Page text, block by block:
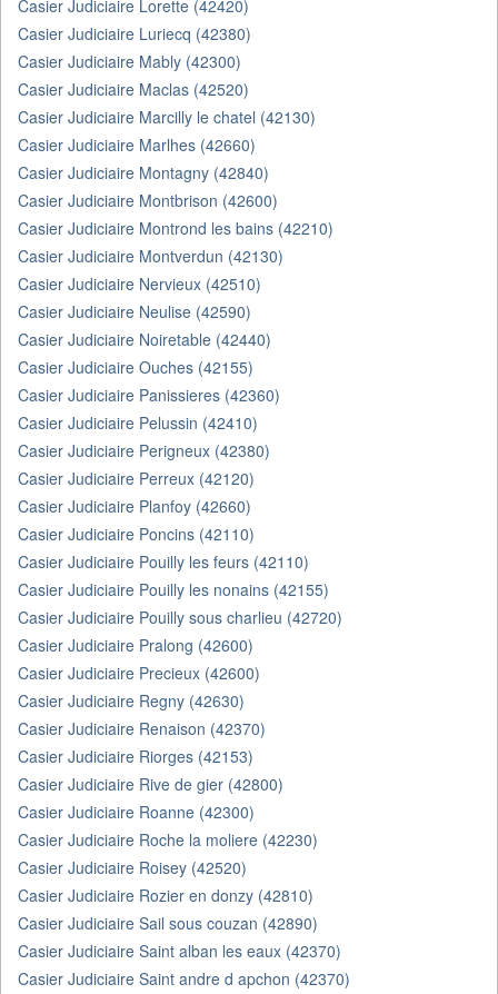
Casier Judiciaire Lorette (42420)
Casier Judiciaire Luriecq (42380)
Casier Judiciaire Mably (42300)
Casier Judiciaire Maclas (42520)
Casier Judiciaire Marcilly le chatel (42130)
Casier Judiciaire Marlhes (42660)
Casier Judiciaire Montagny (42840)
Casier Judiciaire Montbrison (42600)
Casier Judiciaire Montrond les bains (42210)
Casier Judiciaire Montverdun (42130)
Casier Judiciaire Nervieux (42510)
Casier Judiciaire Neulise (42590)
Casier Judiciaire Noiretable (42440)
Casier Judiciaire Ouches (42155)
Casier Judiciaire Panissieres (42360)
Casier Judiciaire Pelussin (42410)
Casier Judiciaire Perigneux (42380)
Casier Judiciaire Perreux (42120)
Casier Judiciaire Planfoy (42660)
Casier Judiciaire Poncins (42110)
Casier Judiciaire Pouilly les feurs (42110)
Casier Judiciaire Pouilly les nonains (42155)
Casier Judiciaire Pouilly sous charlieu (42720)
Casier Judiciaire Pralong (42600)
Casier Judiciaire Precieux (42600)
Casier Judiciaire Regny (42630)
Casier Judiciaire Renaison (42370)
Casier Judiciaire Riorges (42153)
Casier Judiciaire Rive de gier (42800)
Casier Judiciaire Roanne (42300)
Casier Judiciaire Roche la moliere (42230)
Casier Judiciaire Roisey (42520)
Casier Judiciaire Rozier en donzy (42810)
Casier Judiciaire Sail sous couzan (42890)
Casier Judiciaire Saint alban les eaux (42370)
Casier Judiciaire Saint andre d apchon (42370)